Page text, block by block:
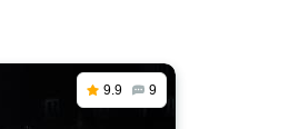
9.9 9